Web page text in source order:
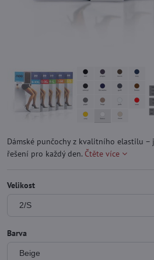
Dámské punčochy z kvalitního elastilu
řešení pro každý den. Čtěte více
Velikost
Barva